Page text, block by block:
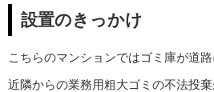
設置のきっかけ
こちらのマンションではゴミ庫が道
近隣からの業務用粗大ゴミの不法投